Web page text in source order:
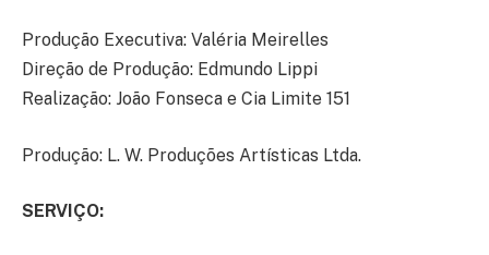
Produção Executiva: Valéria Meirelles
Direção de Produção: Edmundo Lippi
Realização: João Fonseca e Cia Limite 151
Produção: L. W. Produções Artísticas Ltda.
SERVIÇO: